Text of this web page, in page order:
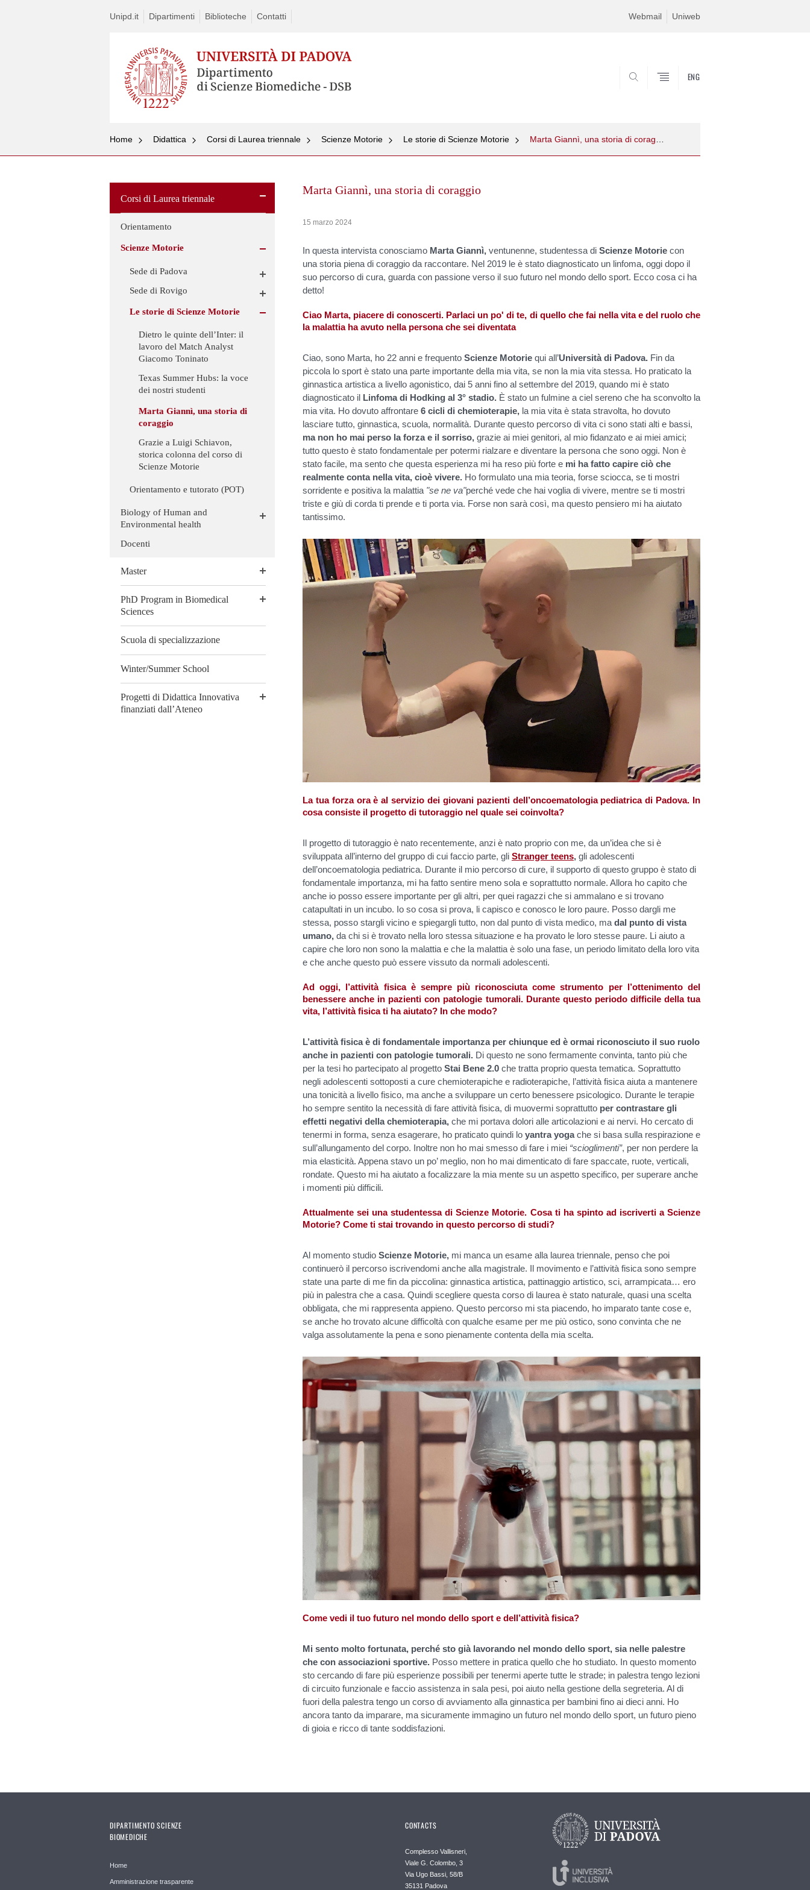
Unipd.it Dipartimenti Biblioteche Contatti Webmail Uniweb
ENG
Home Didattica Corsi di Laurea triennale Scienze Motorie Le storie di Scienze Motorie Marta Giannì, una storia di coraggio
Corsi di Laurea triennale
Orientamento
Scienze Motorie
Sede di Padova
Sede di Rovigo
Le storie di Scienze Motorie
Dietro le quinte dell’Inter: il
lavoro del Match Analyst
Giacomo Toninato
Texas Summer Hubs: la voce
dei nostri studenti
Marta Giannì, una storia di
coraggio
Grazie a Luigi Schiavon,
storica colonna del corso di
Scienze Motorie
Orientamento e tutorato (POT)
Biology of Human and
Environmental health
Docenti
Master
PhD Program in Biomedical
Sciences
Scuola di specializzazione
Winter/Summer School
Progetti di Didattica Innovativa
finanziati dall’Ateneo
to
Marta Giannì, una storia di coraggio
15 marzo 2024
In questa intervista conosciamo Marta Giannì, ventunenne, studentessa di Scienze Motorie con
una storia piena di coraggio da raccontare. Nel 2019 le è stato diagnosticato un linfoma, oggi dopo il
suo percorso di cura, guarda con passione verso il suo futuro nel mondo dello sport. Ecco cosa ci ha
detto!
Ciao Marta, piacere di conoscerti. Parlaci un po' di te, di quello che fai nella vita e del ruolo che
la malattia ha avuto nella persona che sei diventata
Ciao, sono Marta, ho 22 anni e frequento Scienze Motorie qui all’Università di Padova. Fin da
piccola lo sport è stato una parte importante della mia vita, se non la mia vita stessa. Ho praticato la
ginnastica artistica a livello agonistico, dai 5 anni fino al settembre del 2019, quando mi è stato
diagnosticato il Linfoma di Hodking al 3° stadio. È stato un fulmine a ciel sereno che ha sconvolto la
mia vita. Ho dovuto affrontare 6 cicli di chemioterapie, la mia vita è stata stravolta, ho dovuto
lasciare tutto, ginnastica, scuola, normalità. Durante questo percorso di vita ci sono stati alti e bassi,
ma non ho mai perso la forza e il sorriso, grazie ai miei genitori, al mio fidanzato e ai miei amici;
tutto questo è stato fondamentale per potermi rialzare e diventare la persona che sono oggi. Non è
stato facile, ma sento che questa esperienza mi ha reso più forte e mi ha fatto capire ciò che
realmente conta nella vita, cioè vivere. Ho formulato una mia teoria, forse sciocca, se ti mostri
sorridente e positiva la malattia "se ne va"perché vede che hai voglia di vivere, mentre se ti mostri
triste e giù di corda ti prende e ti porta via. Forse non sarà così, ma questo pensiero mi ha aiutato
tantissimo.
La tua forza ora è al servizio dei giovani pazienti dell’oncoematologia pediatrica di Padova. In
cosa consiste il progetto di tutoraggio nel quale sei coinvolta?
Il progetto di tutoraggio è nato recentemente, anzi è nato proprio con me, da un’idea che si è
sviluppata all’interno del gruppo di cui faccio parte, gli Stranger teens, gli adolescenti
dell’oncoematologia pediatrica. Durante il mio percorso di cure, il supporto di questo gruppo è stato di
fondamentale importanza, mi ha fatto sentire meno sola e soprattutto normale. Allora ho capito che
anche io posso essere importante per gli altri, per quei ragazzi che si ammalano e si trovano
catapultati in un incubo. Io so cosa si prova, li capisco e conosco le loro paure. Posso dargli me
stessa, posso stargli vicino e spiegargli tutto, non dal punto di vista medico, ma dal punto di vista
umano, da chi si è trovato nella loro stessa situazione e ha provato le loro stesse paure. Li aiuto a
capire che loro non sono la malattia e che la malattia è solo una fase, un periodo limitato della loro vita
e che anche questo può essere vissuto da normali adolescenti.
Ad oggi, l’attività fisica è sempre più riconosciuta come strumento per l’ottenimento del
benessere anche in pazienti con patologie tumorali. Durante questo periodo difficile della tua
vita, l’attività fisica ti ha aiutato? In che modo?
L’attività fisica è di fondamentale importanza per chiunque ed è ormai riconosciuto il suo ruolo
anche in pazienti con patologie tumorali. Di questo ne sono fermamente convinta, tanto più che
per la tesi ho partecipato al progetto Stai Bene 2.0 che tratta proprio questa tematica. Soprattutto
negli adolescenti sottoposti a cure chemioterapiche e radioterapiche, l’attività fisica aiuta a mantenere
una tonicità a livello fisico, ma anche a sviluppare un certo benessere psicologico. Durante le terapie
ho sempre sentito la necessità di fare attività fisica, di muovermi soprattutto per contrastare gli
effetti negativi della chemioterapia, che mi portava dolori alle articolazioni e ai nervi. Ho cercato di
tenermi in forma, senza esagerare, ho praticato quindi lo yantra yogache si basa sulla respirazione e
sull’allungamento del corpo. Inoltre non ho mai smesso di fare i miei “scioglimenti”, per non perdere la
mia elasticità. Appena stavo un po’ meglio, non ho mai dimenticato di fare spaccate, ruote, verticali,
rondate. Questo mi ha aiutato a focalizzare la mia mente su un aspetto specifico, per superare anche
i momenti più difficili.
Attualmente sei una studentessa di Scienze Motorie. Cosa ti ha spinto ad iscriverti a Scienze
Motorie? Come ti stai trovando in questo percorso di studi?
Al momento studio Scienze Motorie, mi manca un esame alla laurea triennale, penso che poi
continuerò il percorso iscrivendomi anche alla magistrale. Il movimento e l’attività fisica sono sempre
state una parte di me fin da piccolina: ginnastica artistica, pattinaggio artistico, sci, arrampicata… ero
più in palestra che a casa. Quindi scegliere questa corso di laurea è stato naturale, quasi una scelta
obbligata, che mi rappresenta appieno. Questo percorso mi sta piacendo, ho imparato tante cose e,
se anche ho trovato alcune difficoltà con qualche esame per me più ostico, sono convinta che ne
valga assolutamente la pena e sono pienamente contenta della mia scelta.
Come vedi il tuo futuro nel mondo dello sport e dell’attività fisica?
Mi sento molto fortunata, perché sto già lavorando nel mondo dello sport, sia nelle palestre
che con associazioni sportive. Posso mettere in pratica quello che ho studiato. In questo momento
sto cercando di fare più esperienze possibili per tenermi aperte tutte le strade; in palestra tengo lezioni
di circuito funzionale e faccio assistenza in sala pesi, poi aiuto nella gestione della segreteria. Al di
fuori della palestra tengo un corso di avviamento alla ginnastica per bambini fino ai dieci anni. Ho
ancora tanto da imparare, ma sicuramente immagino un futuro nel mondo dello sport, un futuro pieno
di gioia e ricco di tante soddisfazioni.
DIPARTIMENTO SCIENZE
BIOMEDICHE
Home
Amministrazione trasparente
CONTACTS
Complesso Vallisneri,
Viale G. Colombo, 3
Via Ugo Bassi, 58/B
35131 Padova